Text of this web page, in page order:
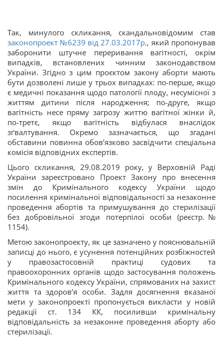
Так, минулого скликання, скандальновідомим став
законопроект №6239 від 27.03.2017р., який пропонував
заборонити штучне переривання вагітності, окрім
випадків, встановлених чинним законодавством
України. Згідно з цим проєктом закону аборти мають
бути дозволені лише у трьох випадках: по-перше, якщо
є медичні показання щодо патології плоду, несумісної з
життям дитини після народження; по-друге, якщо
вагітність несе пряму загрозу життю вагітної жінки й,
по-третє, якщо вагітність відбулася внаслідок
зґвалтування. Окремо зазначається, що згадані
обставини повинна обов’язково засвідчити спеціальна
комісія відповідних експертів.
Цього скликання, 29.08.2019 року, у Верховній Раді
України зареєстровано Проект Закону про внесення
змін до Кримінального кодексу України щодо
посилення кримінальної відповідальності за незаконне
проведення абортів та примушування до стерилізації
без добровільної згоди потерпілої особи (реєстр.№
1154).
Метою законопроекту, як це зазначено у пояснювальній
записці до нього, є усунення потенційних розбіжностей
у правозастосовній практиці судових та
правоохоронних органів щодо застосування положень
Кримінального кодексу України, спрямованих на захист
життя та здоров’я особи. Задля досягнення вказаної
мети у законопроекті пропонується викласти у новій
редакції ст. 134 КК, посиливши кримінальну
відповідальність за незаконне проведення аборту або
стерилізації.